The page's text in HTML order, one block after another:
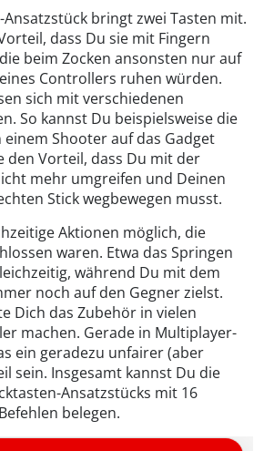
Ansatzstück bringt zwei Tasten mit.
dass Du sie mit Fingern
beim Zocken ansonsten nur auf
Controllers ruhen würden.
sich mit verschiedenen
So kannst Du beispielsweise die
einem Shooter auf das Gadget
den Vorteil, dass Du mit der
mehr umgreifen und Deinen
Stick wegbewegen musst.
Aktionen möglich, die
waren. Etwa das Springen
während Du mit dem
noch auf den Gegner zielst.
Dich das Zubehör in vielen
machen. Gerade in Multiplayer-
ein geradezu unfairer (aber
sein. Insgesamt kannst Du die
Ansatzstücks mit 16
belegen.